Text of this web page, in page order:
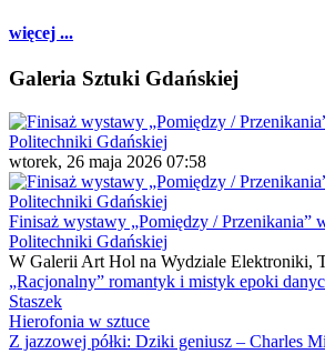
więcej ...
Galeria Sztuki Gdańskiej
wtorek, 26 maja 2026 07:58
Finisaż wystawy „Pomiędzy / Przenikania”
Politechniki Gdańskiej
W Galerii Art Hol na Wydziale Elektroniki,
„Racjonalny” romantyk i mistyk epoki
Staszek
Hierofonia w sztuce
Z jazzowej półki: Dziki geniusz – Charles